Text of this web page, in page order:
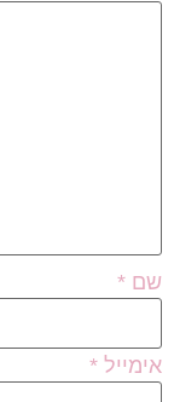
שם *
אימייל *